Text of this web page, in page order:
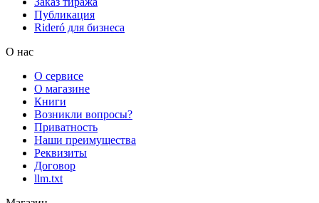
Публикация
Rideró для бизнеса
О нас
О сервисе
О магазине
Книги
Возникли вопросы?
Приватность
Наши преимущества
Реквизиты
Договор
llm.txt